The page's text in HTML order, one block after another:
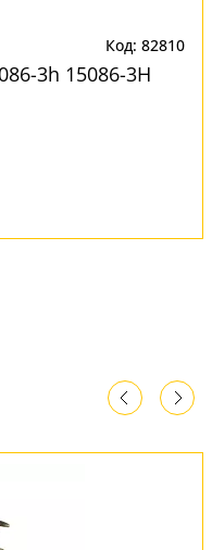
Код: 82810
3h 15086-3H